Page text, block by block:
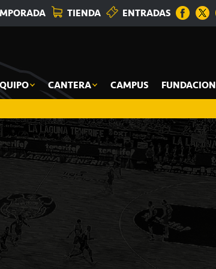
TIENDA ENTRADAS
CANTERA CAMPUS FUNDACION